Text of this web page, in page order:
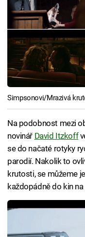
Simpsonovi/Mrazivá
Na podobnost mezi
novinář David Itzkoff
se do načaté rotyky
parodií. Nakolik to
krutosti, se můžeme
každopádně do kin